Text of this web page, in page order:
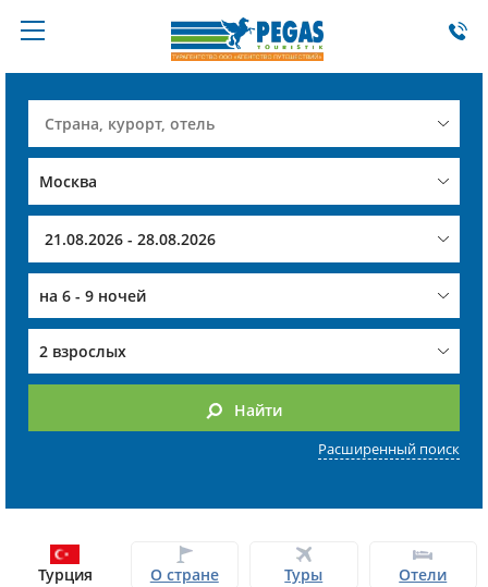
на 6 - 9 ночей
2 взрослых
Найти
Расширенный поиск
Турция О стране Туры Отели